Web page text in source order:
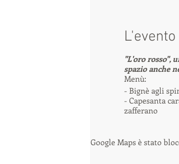
L'evento
"L'oro rosso",
spazio anche
Menù:
- Bignè agli
- Capesanta
zafferano
Google Maps è stato